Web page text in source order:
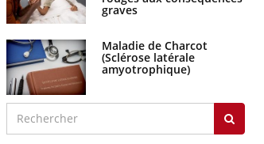
graves
Maladie de Charcot
(Sclérose latérale
amyotrophique)